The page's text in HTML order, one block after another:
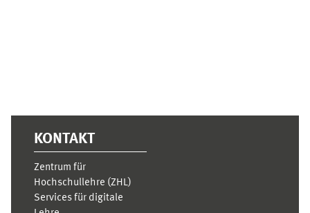
KONTAKT
Zentrum für
Hochschullehre (ZHL)
Services für digitale